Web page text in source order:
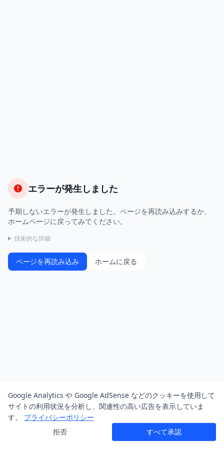
エラーが発生しました
予期しないエラーが発生しました。ページを再読み込みするか、
ホームページに戻ってみてください。
技術的な詳細
ページを再読み込み ホームに戻る
Google Analytics や Google AdSense などのクッキーを使用して
サイトの利用状況を分析し、関連性の高い広告を表示していま
す。
プライバシーポリシー
拒否
すべて承認